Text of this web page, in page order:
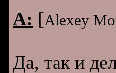
A: [Alexey
Да, так и